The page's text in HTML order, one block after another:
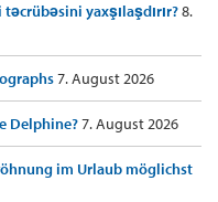
yaxşılaşdırır?8.
7. August 2026
Delphine?7. August 2026
im Urlaub möglichst